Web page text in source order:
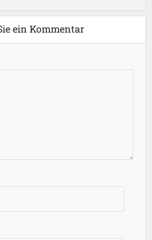
ein Kommentar